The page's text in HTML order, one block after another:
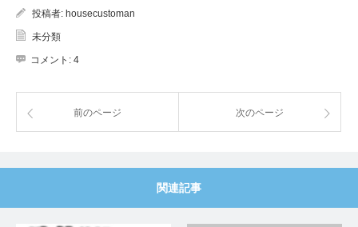
投稿者: housecustoman
未分類
コメント: 4
前のページ 次のページ
関連記事